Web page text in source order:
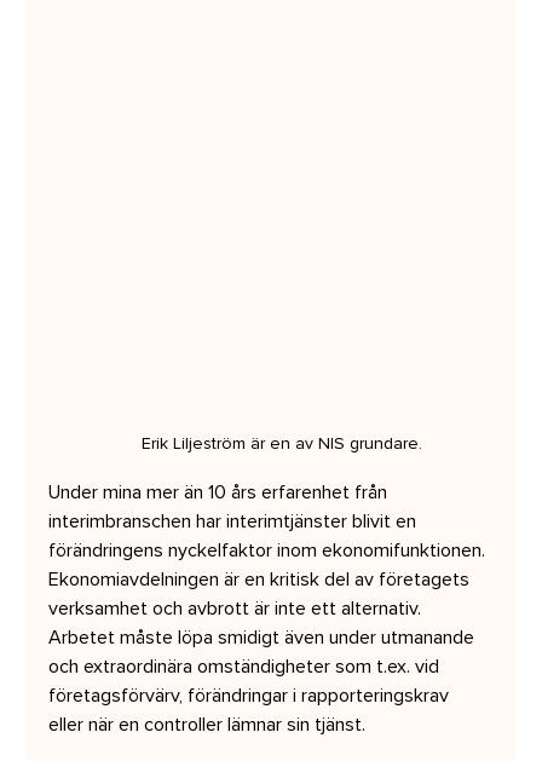
Erik Liljeström är en av NIS grundare.
Under mina mer än 10 års erfarenhet från
interimbranschen har interimtjänster blivit en
förändringens nyckelfaktor inom ekonomifunktionen.
Ekonomiavdelningen är en kritisk del av företagets
verksamhet och avbrott är inte ett alternativ.
Arbetet måste löpa smidigt även under utmanande
och extraordinära omständigheter som t.ex. vid
företagsförvärv, förändringar i rapporteringskrav
eller när en controller lämnar sin tjänst.